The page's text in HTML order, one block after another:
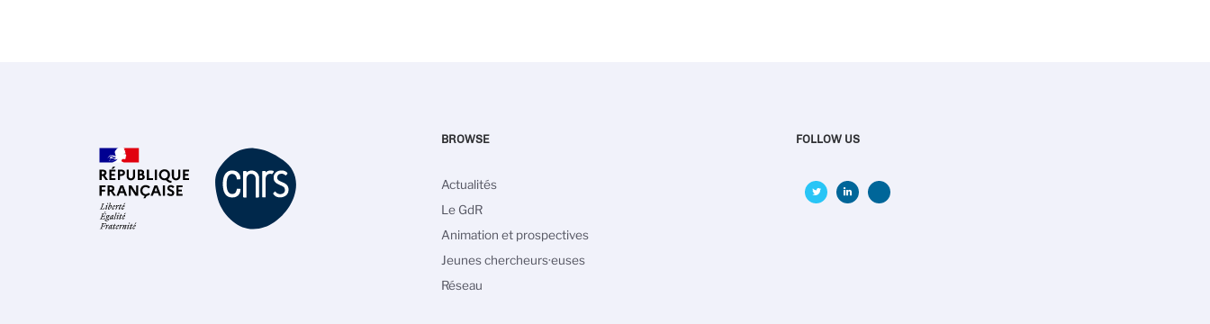
BROWSE
Navigation
principale
Actualités
Le GdR
Animation et prospectives
Jeunes chercheurs·euses
Réseau
FOLLOW US